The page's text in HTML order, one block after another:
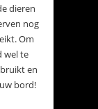
dieren
nog
Om
wel te
en
bord!